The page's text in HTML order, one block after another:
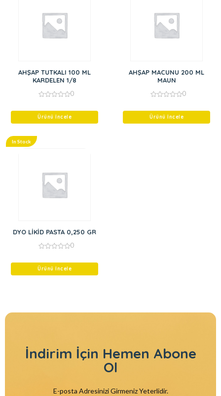
AHŞAP TUTKALI 100 ML
KARDELEN 1/8
of
0
Ürünü İncele
AHŞAP MACUNU 200 ML
MAUN
of
0
Ürünü İncele
In Stock
DYO LİKİD PASTA 0,250 GR
of
0
Ürünü İncele
İndirim İçin Hemen Abone
Ol
E-posta Adresinizi Girmeniz Yeterlidir.